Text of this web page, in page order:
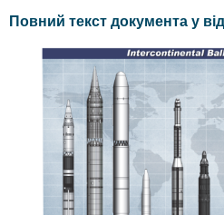
Повний текст документа у